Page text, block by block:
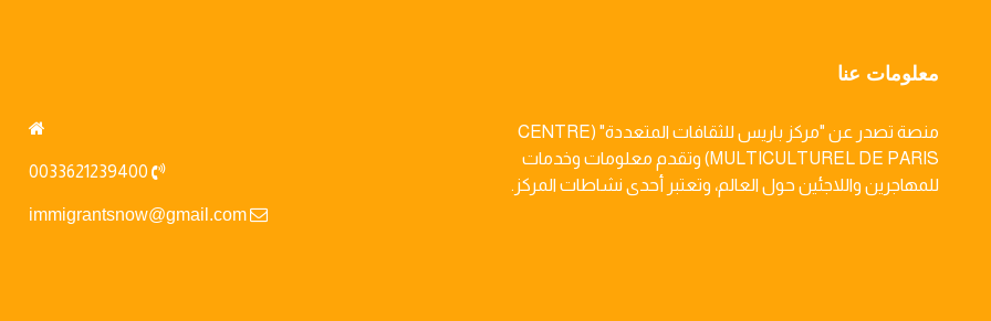
معلومات عنا
منصة تصدر عن "مركز باريس للثقافات المتعددة" (CENTRE
MULTICULTUREL DE PARIS) وتقدم معلومات وخدمات
للمهاجرين واللاجئين حول العالم، وتعتبر أحدى نشاطات المركز.
immigrantsnow@gmail.com